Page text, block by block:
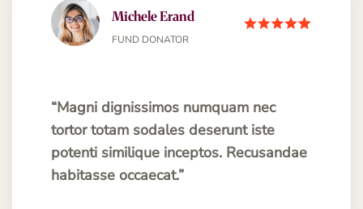
Michele Erand
FUND DONATOR
“Magni dignissimos numquam nec
tortor totam sodales deserunt iste
potenti similique inceptos. Recusandae
habitasse occaecat.”